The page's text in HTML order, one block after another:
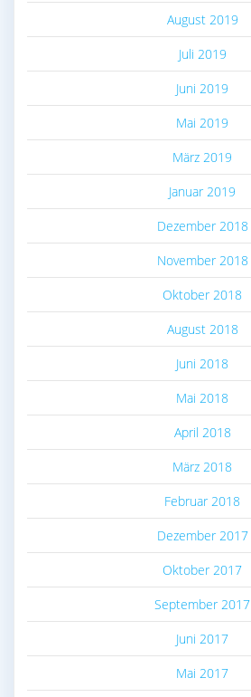
August 2019
Juli 2019
Juni 2019
Mai 2019
März 2019
Januar 2019
Dezember 2018
November 2018
Oktober 2018
August 2018
Juni 2018
Mai 2018
April 2018
März 2018
Februar 2018
Dezember 2017
Oktober 2017
September 2017
Juni 2017
Mai 2017